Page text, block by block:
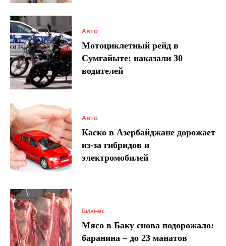
Авто
Мотоциклетный рейд в
Сумгайыте: наказали 30
водителей
Авто
Каско в Азербайджане дорожает
из-за гибридов и
электромобилей
Бизнес
Мясо в Баку снова подорожало:
баранина – до 23 манатов